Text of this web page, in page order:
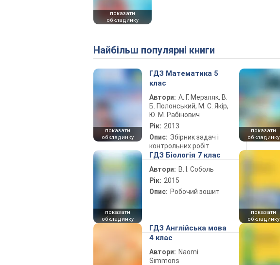
показати
обкладинку
Найбільш популярні книги
показати
обкладинку
ГДЗ Математика 5
клас
Автори: А. Г. Мерзляк, В.
Б. Полонський, М. С. Якір,
Ю. М. Рабінович
Рік: 2013
Опис: Збірник задач і
контрольних робіт
показати
обкладинку
показати
обкладинку
ГДЗ Біологія 7 клас
Автори: В. І. Соболь
Рік: 2015
Опис: Робочий зошит
показати
обкладинку
ГДЗ Англійська мова
4 клас
Автори: Naomi
Simmons